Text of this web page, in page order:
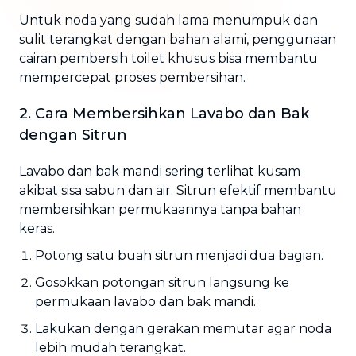
Untuk noda yang sudah lama menumpuk dan
sulit terangkat dengan bahan alami, penggunaan
cairan pembersih toilet khusus bisa membantu
mempercepat proses pembersihan.
2. Cara Membersihkan Lavabo dan Bak
dengan Sitrun
Lavabo dan bak mandi sering terlihat kusam
akibat sisa sabun dan air. Sitrun efektif membantu
membersihkan permukaannya tanpa bahan
keras.
Potong satu buah sitrun menjadi dua bagian.
Gosokkan potongan sitrun langsung ke
permukaan lavabo dan bak mandi.
Lakukan dengan gerakan memutar agar noda
lebih mudah terangkat.